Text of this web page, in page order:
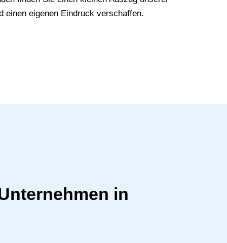
einen eigenen Eindruck verschaffen.
in